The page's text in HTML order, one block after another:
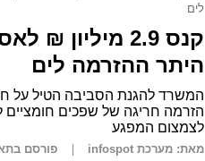
לים
קנס 2.9 מיליון
היתר ההזרמה לים
המשרד להגנת הסביבה הטיל על
הזרמה חריגה של שפכים
לצמצום המפגע
מאת: מערכת infospot פורסם בתאריך: